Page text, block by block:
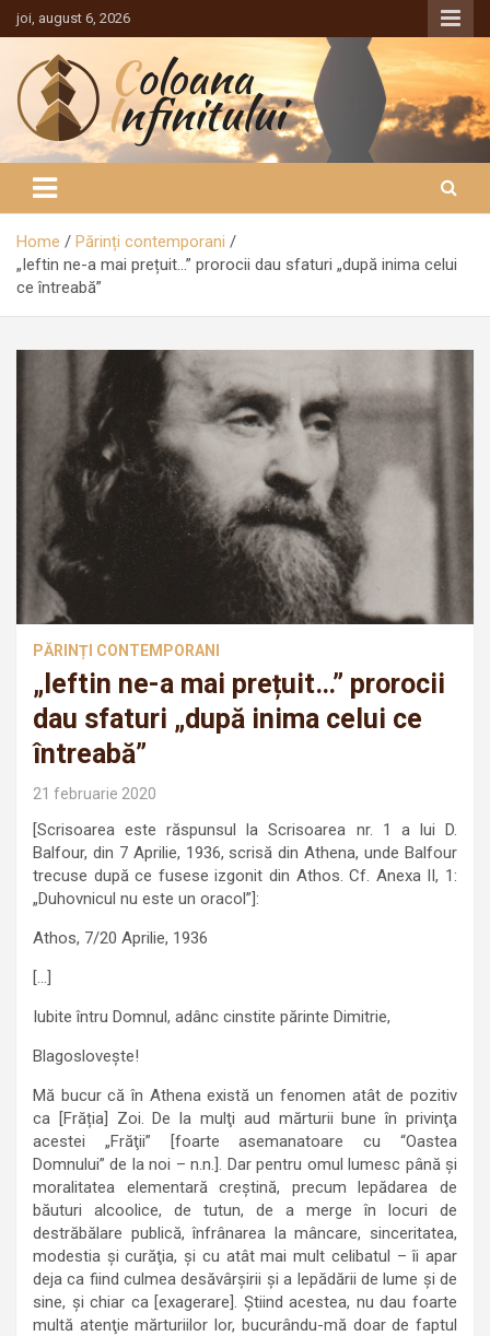
Sari
la
conținut
joi, august 6, 2026
Coloana Infinitului
Home
Părinți contemporani
„Ieftin ne-a mai prețuit…” prorocii dau sfaturi „după inima celui
ce întreabă”
PĂRINȚI CONTEMPORANI
„Ieftin ne-a mai prețuit…” prorocii
dau sfaturi „după inima celui ce
întreabă”
21 februarie 2020
[Scrisoarea este răspunsul la Scrisoarea nr. 1 a lui D.
Balfour, din 7 Aprilie, 1936, scrisă din Athena, unde Balfour
trecuse după ce fusese izgonit din Athos. Cf. Anexa II, 1:
„Duhovnicul nu este un oracol”]:
Athos, 7/20 Aprilie, 1936
[…]
Iubite întru Domnul, adânc cinstite părinte Dimitrie,
Blagosloveşte!
Mă bucur că în Athena există un fenomen atât de pozitiv
ca [Frăția] Zoi. De la mulţi aud mărturii bune în privinţa
acestei „Frăţii” [foarte asemanatoare cu “Oastea
Domnului” de la noi – n.n.]. Dar pentru omul lumesc până şi
moralitatea elementară creştină, precum lepădarea de
băuturi alcoolice, de tutun, de a merge în locuri de
destrăbălare publică, înfrânarea la mâncare, sinceritatea,
modestia şi curăţia, şi cu atât mai mult celibatul – îi apar
deja ca fiind culmea desăvârşirii şi a lepădării de lume şi de
sine, şi chiar ca [exagerare]. Ştiind acestea, nu dau foarte
multă atenţie mărturiilor lor, bucurându-mă doar de faptul